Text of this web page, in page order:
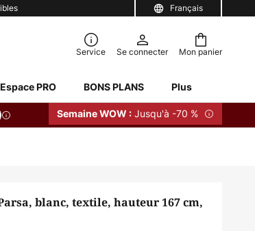
Français
Mon panier
Service Se connecter
Espace PRO BONS PLANS Plus
Semaine WOW : Jusqu'à -70 %
blanc, textile, hauteur 167 cm,